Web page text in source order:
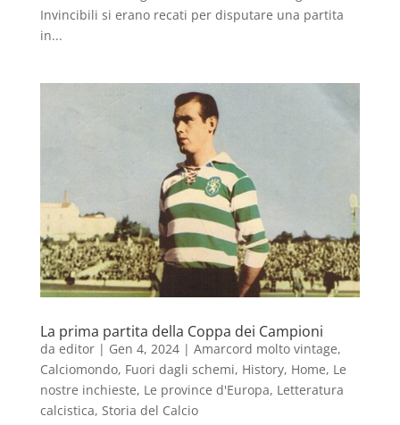
Invincibili si erano recati per disputare una partita
in...
La prima partita della Coppa dei Campioni
da editor| Gen 4, 2024| Amarcord molto vintage,
Calciomondo, Fuori dagli schemi, History, Home, Le
nostre inchieste, Le province d'Europa, Letteratura
calcistica, Storia del Calcio